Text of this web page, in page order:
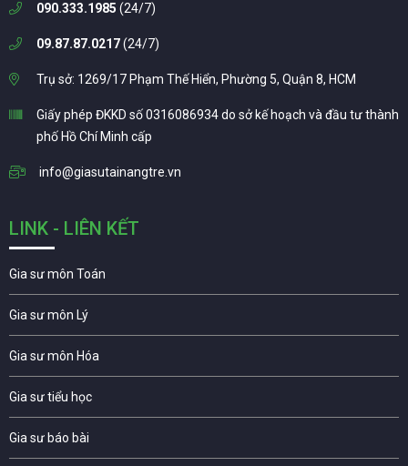
090.333.1985 (24/7)
09.87.87.0217(24/7)
Trụ sở: 1269/17 Phạm Thế Hiển, Phường 5, Quận 8, HCM
Giấy phép ĐKKD số 0316086934 do sở kế hoạch và đầu tư thành
phố Hồ Chí Minh cấp
info@giasutainangtre.vn
LINK - LIÊN KẾT
Gia sư môn Toán
Gia sư môn Lý
Gia sư môn Hóa
Gia sư tiểu học
Gia sư báo bài